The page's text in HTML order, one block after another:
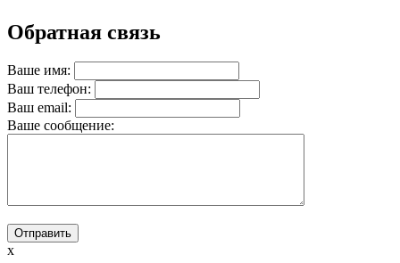
Обратная связь
Ваше имя:
Ваш телефон:
Ваш email:
Вашe сообщение:
x